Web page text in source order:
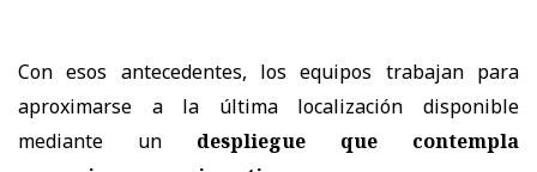
Con esos antecedentes, los equipos trabajan para
aproximarse a la última localización disponible
mediante un despliegue que contempla